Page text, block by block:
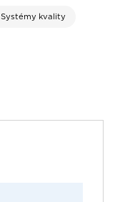
Systémy kvality